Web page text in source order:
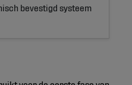
bevestigd systeem